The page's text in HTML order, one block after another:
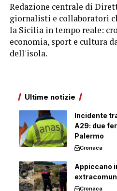
Redazione centrale di
giornalisti e collaboratori
la Sicilia in tempo reale:
economia, sport e cultura
dell'isola.
Ultime notizie
Incidente
A29: due
Palermo
Cronaca
Appiccano
Cronaca